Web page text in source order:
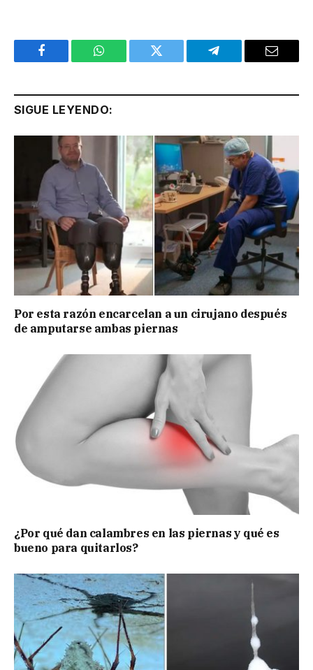
Facebook WhatsApp Twitter Telegram Email
SIGUE LEYENDO:
Por esta razón encarcelan a un cirujano después
de amputarse ambas piernas
¿Por qué dan calambres en las piernas y qué es
bueno para quitarlos?